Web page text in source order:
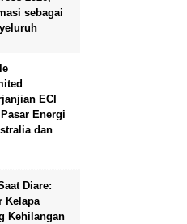
sebagai
ECI
Energi
dan
Diare:
Kelapa
Kehilangan